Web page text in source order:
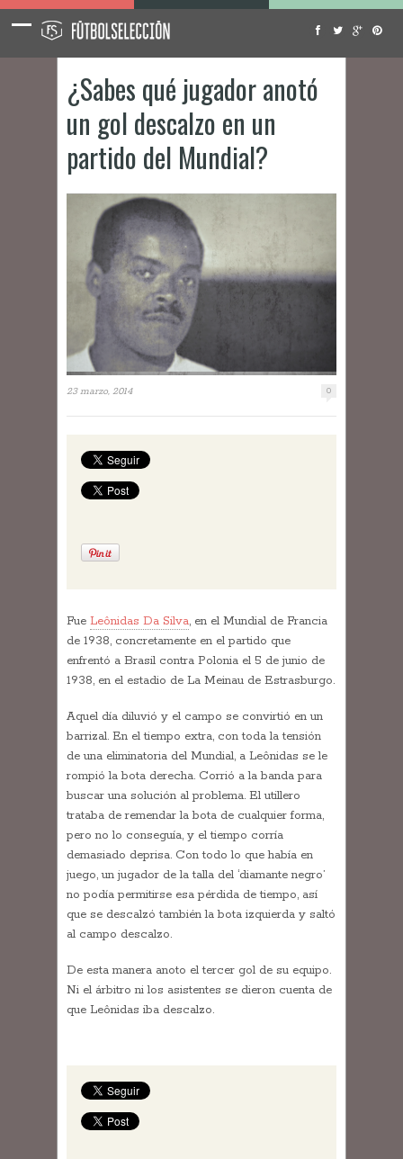
¿Sabes qué jugador anotó
un gol descalzo en un
partido del Mundial?
23 marzo, 2014 0
Fue Leônidas Da Silva, en el Mundial de Francia
de 1938, concretamente en el partido que
enfrentó a Brasil contra Polonia el 5 de junio de
1938, en el estadio de La Meinau de Estrasburgo.
Aquel día diluvió y el campo se convirtió en un
barrizal. En el tiempo extra, con toda la tensión
de una eliminatoria del Mundial, a Leônidas se le
rompió la bota derecha. Corrió a la banda para
buscar una solución al problema. El utillero
trataba de remendar la bota de cualquier forma,
pero no lo conseguía, y el tiempo corría
demasiado deprisa. Con todo lo que había en
juego, un jugador de la talla del ‘diamante negro’
no podía permitirse esa pérdida de tiempo, así
que se descalzó también la bota izquierda y saltó
al campo descalzo.
De esta manera anoto el tercer gol de su equipo.
Ni el árbitro ni los asistentes se dieron cuenta de
que Leônidas iba descalzo.